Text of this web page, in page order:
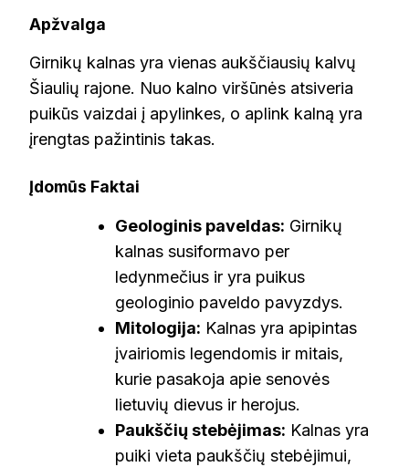
Apžvalga
Girnikų kalnas yra vienas aukščiausių kalvų
Šiaulių rajone. Nuo kalno viršūnės atsiveria
puikūs vaizdai į apylinkes, o aplink kalną yra
įrengtas pažintinis takas.
Įdomūs Faktai
Geologinis paveldas: Girnikų
kalnas susiformavo per
ledynmečius ir yra puikus
geologinio paveldo pavyzdys.
Mitologija: Kalnas yra apipintas
įvairiomis legendomis ir mitais,
kurie pasakoja apie senovės
lietuvių dievus ir herojus.
Paukščių stebėjimas: Kalnas yra
puiki vieta paukščių stebėjimui,